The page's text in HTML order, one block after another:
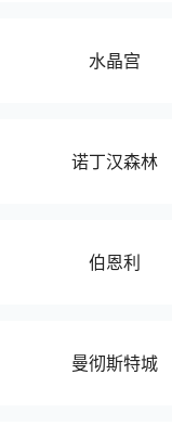
水晶宫
诺丁汉森林
伯恩利
曼彻斯特城